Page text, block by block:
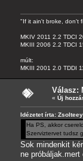
"If it ain't broke, don't
MKIV 2011 2.2 TDCI
MKIII 2006 2.2 TDCI
múlt:
MKIII 2001 2.0 TDDI
Válasz:
« Új
Idézetet írta:
Ha PS, akkor
Szerviztervet tudsz
Sok mindenkit
ne